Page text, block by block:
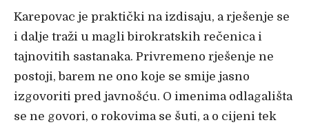
Karepovac je praktički na izdisaju, a rješenje se
i dalje traži u magli birokratskih rečenica i
tajnovitih sastanaka. Privremeno rješenje ne
postoji, barem ne ono koje se smije jasno
izgovoriti pred javnošću. O imenima odlagališta
se ne govori, o rokovima se šuti, a o cijeni tek